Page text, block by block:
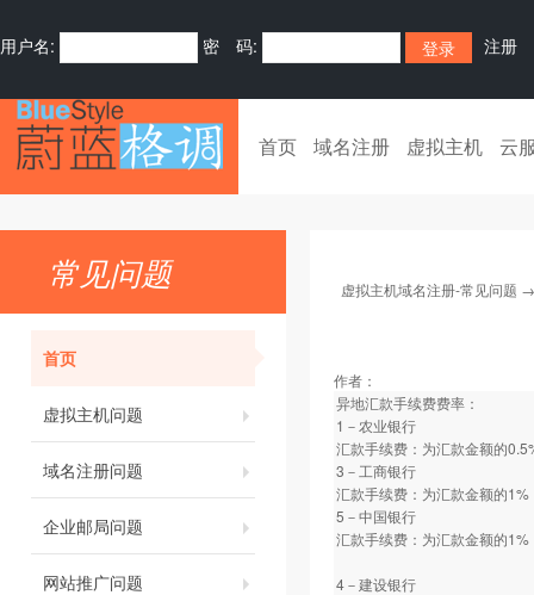
用户名: 密 码: 注册
首页 域名注册 虚拟主机 云
常见问题
首页
虚拟主机问题
域名注册问题
企业邮局问题
网站推广问题
虚拟主机域名注册-常见问题
作者：
异地汇款手续费费率：
1－农业银行
汇款手续费：为汇款金额的
3－工商银行
汇款手续费：为汇款金额的
5－中国银行
汇款手续费：为汇款金额的
4－建设银行